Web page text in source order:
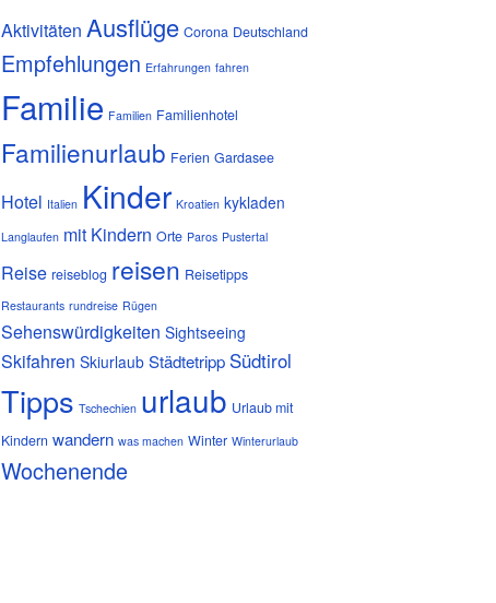
Aktivitäten Ausflüge Corona Deutschland
Empfehlungen Erfahrungen fahren
Familie Familien Familienhotel
Familienurlaub Ferien Gardasee
Hotel Italien Kinder Kroatien kykladen
Langlaufen mit Kindern Orte Paros Pustertal
Reise reiseblog reisen Reisetipps
Restaurants rundreise Rügen
Sehenswürdigkeiten Sightseeing
Skifahren Skiurlaub Städtetripp Südtirol
Tipps Tschechien urlaub Urlaub mit
Kindern wandern was machen Winter Winterurlaub
Wochenende